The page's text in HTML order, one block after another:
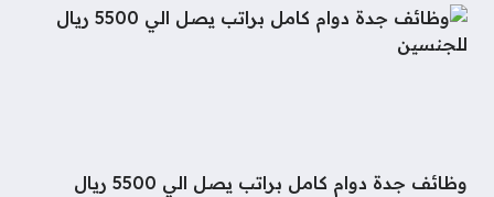
وظائف جدة دوام كامل براتب يصل الي 5500 ريال